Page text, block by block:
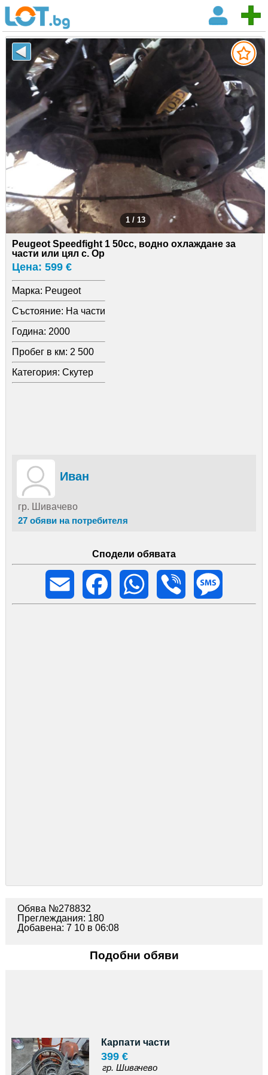
1 / 13
Peugeot Speedfight 1 50cc, водно охлаждане за
части или цял с. Ор
Цена: 599 €
Марка: Peugeot
Състояние: На части
Година: 2000
Пробег в км: 2 500
Категория: Скутер
Иван
гр. Шивачево
27 обяви на потребителя
Сподели обявата
Email
Facebook WhatsApp Viber
Обява №278832
Преглеждания: 180
Добавена: 7 10 в 06:08
Подобни обяви
Карпати части
399 €
гр. Шивачево